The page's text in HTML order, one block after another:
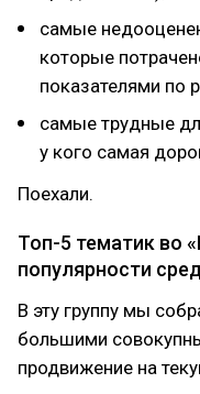
самые
которые
показателями по
самые трудные
у кого самая
Поехали.
Топ-5 тематик во
популярности
В эту группу мы
большими
продвижение на